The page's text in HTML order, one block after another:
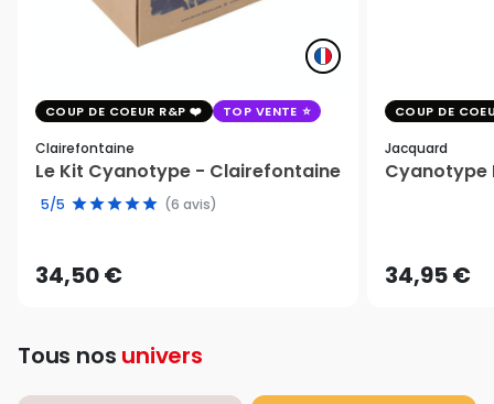
COUP DE COEUR R&P TOP VENTE
Clairefontaine
Le Kit Cyanotype - Clairefontaine
5/5 (6 avis)
34,50 €
COUP DE
Jacquard
Cyanotype
34,95 €
Tous nos univers